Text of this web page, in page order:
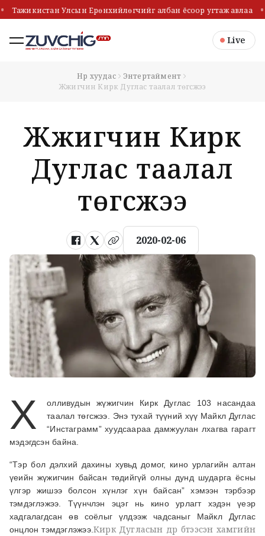
Тажикистан Улсын Ерөнхийлөгчийг албан ёсоор угтаж авлаа
Live
Нүүр хуудас
Энтертаймент
Жүжигчин Кирк Дуглас таалал төгсжээ
Жүжигчин Кирк
Дуглас таалал
төгсжээ
2020-02-06
Х
олливудын жүжигчин Кирк Дуглас 103 насандаа
таалал төгсжээ. Энэ тухай түүний хүү Майкл Дуглас
“Инстаграмм” хуудсаараа дамжуулан лхагва гарагт
мэдэгдсэн байна.
“Тэр бол дэлхий дахины хувьд домог, кино урлагийн алтан
үеийн жүжигчин байсан төдийгүй олны дунд шударга ёсны
үлгэр жишээ болсон хүнлэг хүн байсан” хэмээн тэрбээр
тэмдэглэжээ. Түүнчлэн эцэг нь кино урлагт хэдэн үеэр
хадгалагдсан өв соёлыг үлдээж чадсаныг Майкл Дуглас
онцлон тэмдэглэжээ. Кирк Дугласын дүр бүтээсэн хамгийн